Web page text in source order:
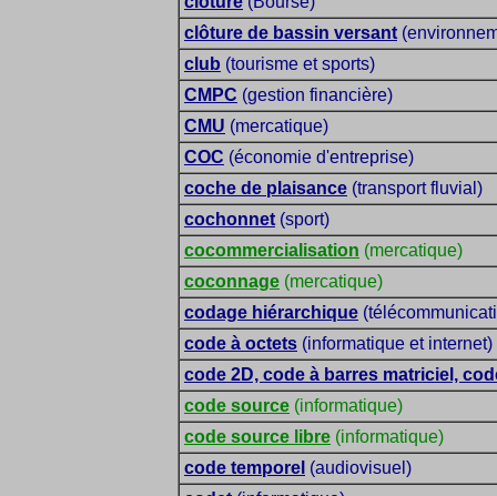
clôture de bassin versant
club (tourisme et sports)
CMPC (gestion financière)
CMU (mercatique)
COC (économie d'entreprise)
coche de plaisance (transport fluvial)
cochonnet (sport)
cocommercialisation (mercatique)
coconnage (mercatique)
codage hiérarchique
code à octets (informatique et internet)
code 2D, code à barres matriciel,
code source (informatique)
code source libre (informatique)
code temporel (audiovisuel)